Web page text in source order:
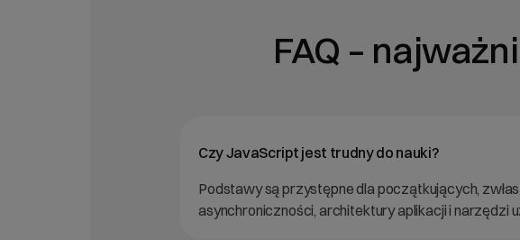
FAQ –
Czy JavaScript jest trudny do nauki?
Podstawy są przystępne dla początkujących,
asynchroniczności, architektury aplikacji i narzędzi